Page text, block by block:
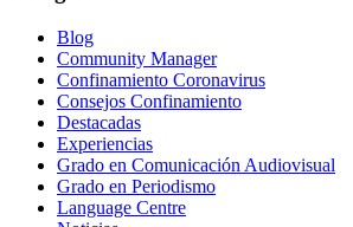
Blog
Community Manager
Confinamiento Coronavirus
Consejos Confinamiento
Destacadas
Experiencias
Grado en Comunicación Audiovisual
Grado en Periodismo
Language Centre